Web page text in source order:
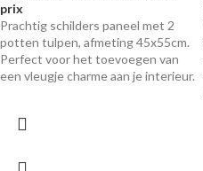
prix
Prachtig schilders paneel met 2
potten tulpen, afmeting 45x55cm.
Perfect voor het toevoegen van
een vleugje charme aan je interieur.